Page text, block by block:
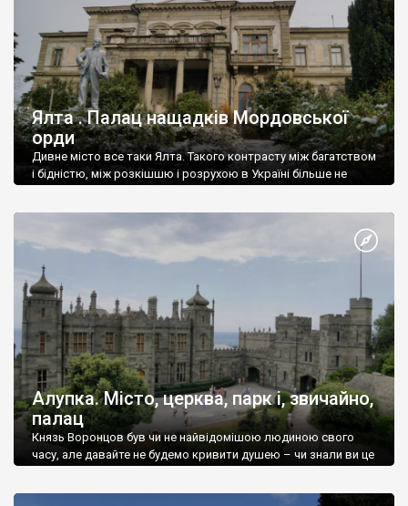
Ялта . Палац нащадків Мордовської
орди
Дивне місто все таки Ялта. Такого контрасту між багатством
і бідністю, між розкішшю і розрухою в Україні більше не
Алупка. Місто, церква, парк і, звичайно,
палац
Князь Воронцов був чи не найвідомішою людиною свого
часу, але давайте не будемо кривити душею – чи знали ви це